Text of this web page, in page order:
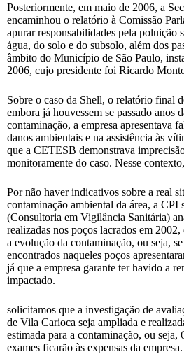
Posteriormente, em maio de 2006, a
encaminhou o relatório à Comissão
apurar responsabilidades pela poluição
água, do solo e do subsolo, além dos
âmbito do Município de São Paulo,
2006, cujo presidente foi Ricardo
Sobre o caso da Shell, o relatório final
embora já houvessem se passado anos
contaminação, a empresa apresentava
danos ambientais e na assistência às
que a CETESB demonstrava
monitoramente do caso. Nesse
Por não haver indicativos sobre a real
contaminação ambiental da área, a
(Consultoria em Vigilância Sanitária)
realizadas nos poços lacrados em
a evolução da contaminação, ou seja,
encontrados naqueles poços
já que a empresa garante ter havido a
impactado.
solicitamos que a investigação de
de Vila Carioca seja ampliada e
estimada para a contaminação, ou seja,
exames ficarão às expensas da empresa.